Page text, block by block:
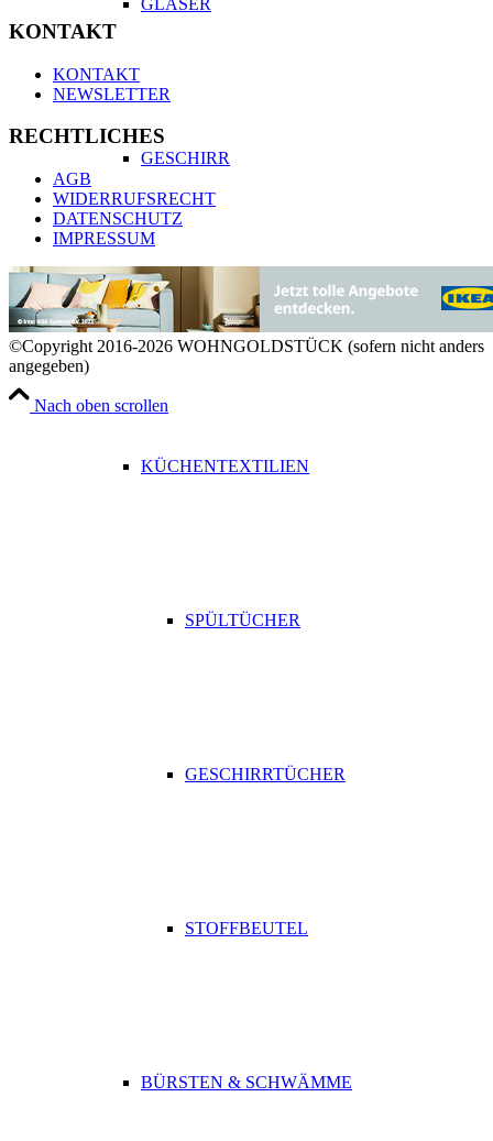
GLÄSER
GESCHIRR
BESTECK
KÜCHENTEXTILIEN
SPÜLTÜCHER
GESCHIRRTÜCHER
STOFFBEUTEL
BÜRSTEN & SCHWÄMME
KONTAKT
KONTAKT
NEWSLETTER
RECHTLICHES
AGB
WIDERRUFSRECHT
DATENSCHUTZ
IMPRESSUM
©Copyright 2016-2026 WOHNGOLDSTÜCK (sofern nicht anders
angegeben)
Nach oben scrollen